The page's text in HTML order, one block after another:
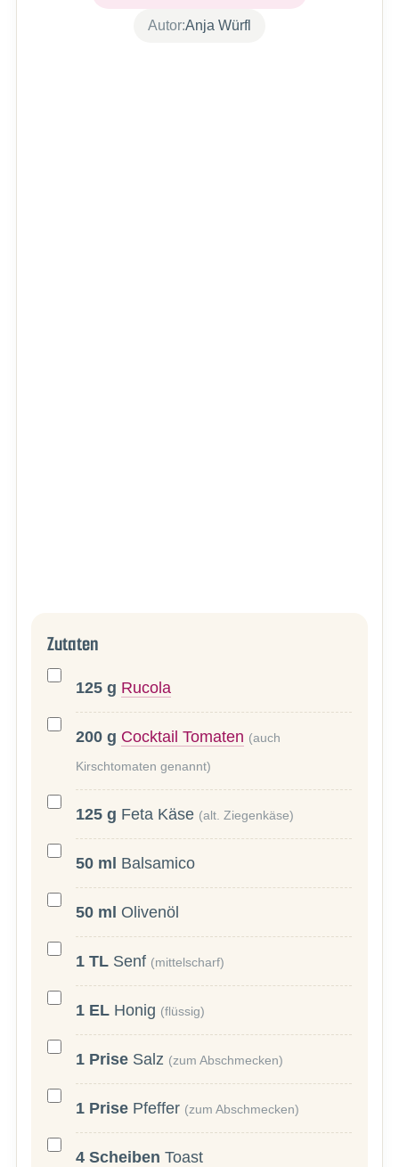
Autor:Anja Würfl
Zutaten
125 g Rucola
200 g Cocktail Tomaten (auch
Kirschtomaten genannt)
125 g Feta Käse (alt. Ziegenkäse)
50 ml Balsamico
50 ml Olivenöl
1 TL Senf (mittelscharf)
1 EL Honig (flüssig)
1 Prise Salz (zum Abschmecken)
1 Prise Pfeffer (zum Abschmecken)
4 Scheiben Toast